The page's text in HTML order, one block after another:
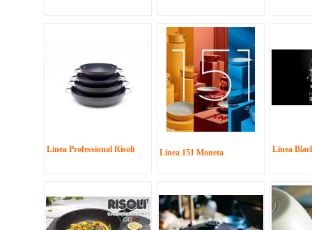
Linea Professional Risolì Linea 151 Moneta Linea